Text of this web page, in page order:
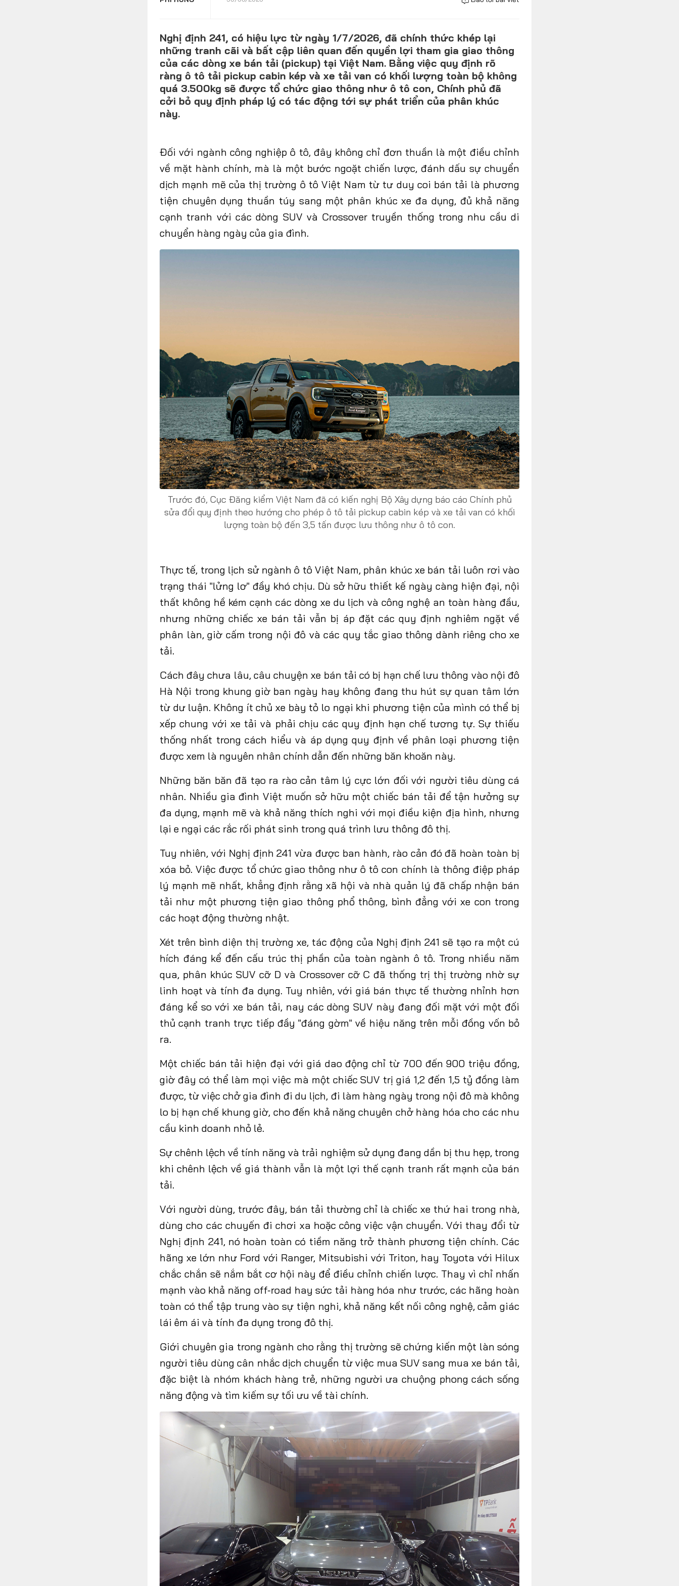
CONTACT US
0972271616
ngocvu.vneconomy@gmail.com
Nghị định 241, có hiệu lực từ ngày 1/7/2026, đã chính thức khép lại
những tranh cãi và bất cập liên quan đến quyền lợi tham gia giao thông
của các dòng xe bán tải (pickup) tại Việt Nam. Bằng việc quy định rõ
ràng ô tô tải pickup cabin kép và xe tải van có khối lượng toàn bộ không
quá 3.500kg sẽ được tổ chức giao thông như ô tô con, Chính phủ đã
cởi bỏ quy định pháp lý có tác động tới sự phát triển của phân khúc
này.
Đốivới ngành công nghiệp ô tô, đây không chỉ đơn thuần là một điều chỉnh
về mặt hành chính, mà là một bước ngoặt chiến lược, đánh dấu sự chuyển
dịch mạnh mẽ của thị trường ô tô Việt Nam từ tư duy coi bán tải là phương
tiện chuyên dụng thuần túy sang một phân khúc xe đa dụng, đủ khả năng
cạnh tranh với các dòng SUV và Crossover truyền thống trong nhu cầu di
chuyển hàng ngày của gia đình.
Trước đó, Cục Đăng kiểm Việt Nam đã có kiến nghị Bộ Xây dựng báo cáo Chính phủ
sửa đổi quy định theo hướng cho phép ô tô tải pickup cabin kép và xe tải van có khối
lượng toàn bộ đến 3,5 tấn được lưu thông như ô tô con.
Thực tế, trong lịch sử ngành ô tô Việt Nam, phân khúc xe bán tải luôn rơi vào
trạng thái "lửng lơ" đầy khó chịu. Dù sở hữu thiết kế ngày càng hiện đại, nội
thất không hề kém cạnh các dòng xe du lịch và công nghệ an toàn hàng đầu,
nhưng những chiếc xe bán tải vẫn bị áp đặt các quy định nghiêm ngặt về
phân làn, giờ cấm trong nội đô và các quy tắc giao thông dành riêng cho xe
tải.
Cách đây chưa lâu, câu chuyện xe bán tải có bị hạn chế lưu thông vào nội đô
Hà Nội trong khung giờ ban ngày hay không đang thu hút sự quan tâm lớn
từ dư luận. Không ít chủ xe bày tỏ lo ngại khi phương tiện của mình có thể bị
xếp chung với xe tải và phải chịu các quy định hạn chế tương tự. Sự thiếu
thống nhất trong cách hiểu và áp dụng quy định về phân loại phương tiện
được xem là nguyên nhân chính dẫn đến những băn khoăn này.
Những băn băn đã tạo ra rào cản tâm lý cực lớn đối với người tiêu dùng cá
nhân. Nhiều gia đình Việt muốn sở hữu một chiếc bán tải để tận hưởng sự
đa dụng, mạnh mẽ và khả năng thích nghi với mọi điều kiện địa hình, nhưng
lại e ngại các rắc rối phát sinh trong quá trình lưu thông đô thị.
Tuy nhiên, với Nghị định 241vừa được ban hành, rào cản đó đã hoàn toàn bị
xóa bỏ. Việc được tổ chức giao thông như ô tô con chính là thông điệp pháp
lý mạnh mẽ nhất, khẳng định rằng xã hội và nhà quản lý đã chấp nhận bán
tải như một phương tiện giao thông phổ thông, bình đẳng với xe con trong
các hoạt động thường nhật.
Xét trên bình diện thị trườngxe, tác động của Nghị định 241 sẽ tạo ra một cú
hích đáng kể đến cấu trúc thị phần của toàn ngành ô tô. Trong nhiều năm
qua, phân khúc SUV cỡ D và Crossover cỡ C đã thống trị thị trường nhờ sự
linh hoạt và tính đa dụng. Tuy nhiên, với giá bán thực tế thường nhỉnh hơn
đáng kể so với xe bán tải, nay các dòng SUV này đang đối mặt với một đối
thủ cạnh tranh trực tiếp đầy "đáng gờm" về hiệu năng trên mỗi đồng vốn bỏ
ra.
Một chiếc bán tải hiện đại với giá dao động chỉ từ 700 đến 900 triệu đồng,
giờ đây có thể làm mọi việc mà một chiếc SUV trị giá 1,2 đến 1,5 tỷ đồng làm
được, từ việc chở gia đình đi du lịch, đi làm hàng ngày trong nội đô mà không
lo bị hạn chế khung giờ, cho đến khả năng chuyên chở hàng hóa cho các nhu
cầu kinh doanh nhỏ lẻ.
Sự chênh lệch về tính năng và trải nghiệm sử dụng đang dần bị thu hẹp, trong
khi chênh lệch về giá thành vẫn là một lợi thế cạnh tranh rất mạnh của bán
tải.
Với người dùng, trước đây, bán tải thường chỉ là chiếc xe thứ hai trong nhà,
dùng cho các chuyến đi chơi xa hoặc công việc vận chuyển. Với thay đổi từ
Nghị định 241, nó hoàn toàn có tiềm năng trở thành phương tiện chính. Các
hãng xe lớn như Ford với Ranger, Mitsubishi với Triton, hay Toyota với Hilux
chắc chắn sẽ nắm bắt cơ hội này để điều chỉnh chiến lược. Thay vì chỉ nhấn
mạnh vào khả năng off-road hay sức tải hàng hóa như trước, các hãng hoàn
toàn có thể tập trung vào sự tiện nghi, khả năng kết nối công nghệ, cảm giác
lái êm ái và tính đa dụng trong đô thị.
Giới chuyên gia trong ngành cho rằng thị trường sẽ chứng kiến một làn sóng
người tiêu dùng cân nhắcdịch chuyển từ việc mua SUV sang mua xe bán tải,
đặc biệt là nhóm khách hàng trẻ, những người ưa chuộng phong cách sống
năng động và tìm kiếm sự tối ưu về tài chính.